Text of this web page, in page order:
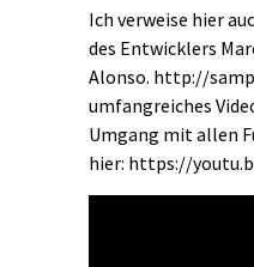
Ich verweise hier
des Entwicklers
Alonso. http://
umfangreiches
Umgang mit allen
hier: https://